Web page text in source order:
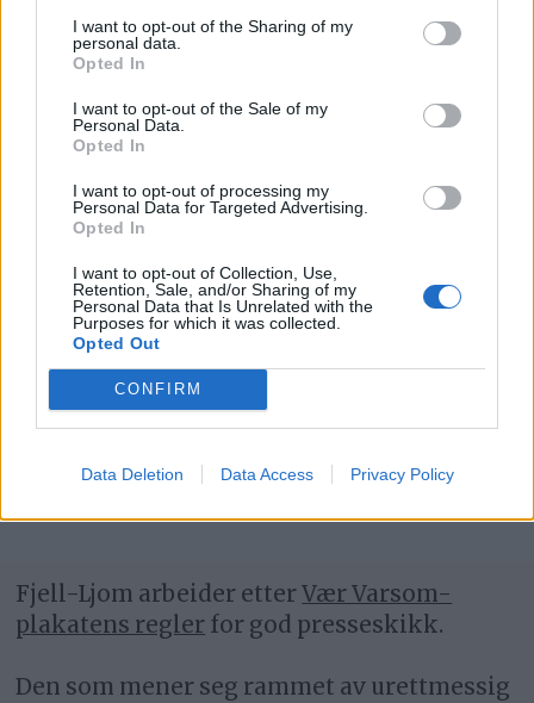
I want to opt-out of the Sharing of my
personal data.
Opted In
I want to opt-out of the Sale of my
Personal Data.
Opted In
I want to opt-out of processing my
Personal Data for Targeted Advertising.
Opted In
I want to opt-out of Collection, Use,
Retention, Sale, and/or Sharing of my
Personal Data that Is Unrelated with the
Purposes for which it was collected.
Opted Out
CONFIRM
Data Deletion Data Access Privacy Policy
– Dette må bare bli en bra dag og natt
Fire fullførte 15 runder i Stuggu
Backyard Ultra i Ålen
Fjell-Ljom arbeider etterVær Varsom-
plakatens regler for god presseskikk.
Den som mener seg rammet av urettmessig